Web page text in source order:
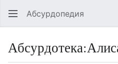
Абсурдопедия
Абсурдотека: